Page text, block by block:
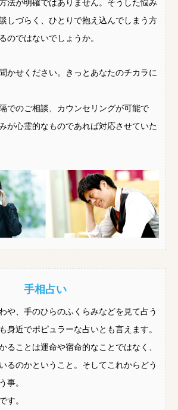
法が明確ではありません。そうした悩み
しづらく、ひとりで抱え込んでしまう方
のではないでしょうか。
かせください。きっとあなたのチカラに
でのご相談、カウンセリングが可能で
が心霊的なものであれば対応させていた
手相占い
や、手のひらのふくらみなどを見て占う
身近でポピュラーな占いとも言えます。
ることは運命や宿命的なことではなく、
るのかということ。そしてこれからどう
事。
す。